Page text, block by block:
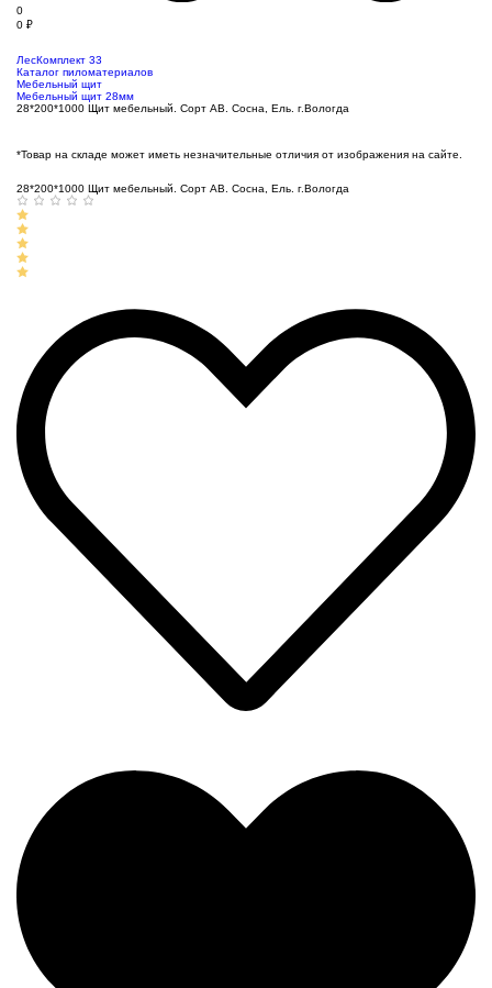
0
0 ₽
ЛесКомплект 33
Каталог пиломатериалов
Мебельный щит
Мебельный щит 28мм
28*200*1000 Щит мебельный. Сорт АВ. Сосна, Ель. г.Вологда
*Товар на складе может иметь незначительные отличия от изображения на сайте.
28*200*1000 Щит мебельный. Сорт АВ. Сосна, Ель. г.Вологда